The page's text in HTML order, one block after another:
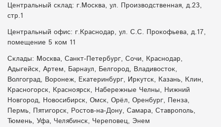
Центральный склад: г.Москва, ул. Производственная, д.23,
стр.1
Центральный офис: г.Краснодар, ул. С.С. Прокофьева, д.17,
помещение 5 ком 11
Склады: Москва, Санкт-Петербург, Сочи, Краснодар,
Адыгейск, Артем, Барнаул, Белгород, Владивосток,
Волгоград, Воронеж, Екатеринбург, Иркутск, Казань, Клин,
Красногорск, Красноярск, Набережные Челны, Нижний
Новгород, Новосибирск, Омск, Орёл, Оренбург, Пенза,
Пермь, Пятигорск, Ростов-на-Дону, Самара, Ставрополь,
Тюмень, Уфа, Челябинск, Череповец, Энем